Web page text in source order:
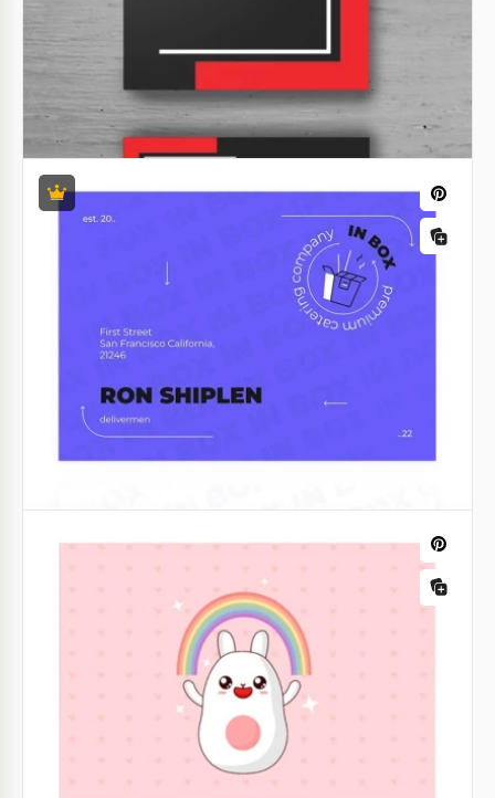
Google Docs
Cartão de visita do planejador de
eventos
Nosso modelo gratuito de Cartão de Visita para
Planejadores de Eventos na cor vermelha é perfeito
para o seu negócio.
Google Slides
todos os seus concorrentes. Estamos todos
acostumados com os cartões retangulares padrão.